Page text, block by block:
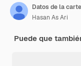
Datos de la
Hasan As Ari
Puede que